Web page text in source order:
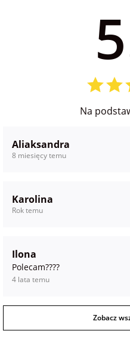
Na
Aliaksandra
8 miesięcy temu
Karolina
Rok temu
Ilona
Polecam????
4 lata temu
Zobacz